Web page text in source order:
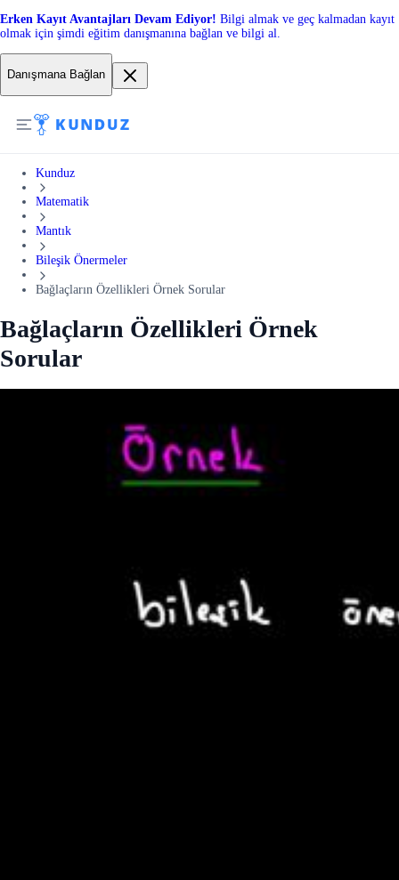
Erken Kayıt Avantajları Devam Ediyor! Bilgi almak ve geç kalmadan kayıt
olmak için şimdi eğitim danışmanına bağlan ve bilgi al.
Danışmana Bağlan
Kunduz
Matematik
Mantık
Bileşik Önermeler
Bağlaçların Özellikleri Örnek Sorular
Bağlaçların Özellikleri Örnek
Sorular